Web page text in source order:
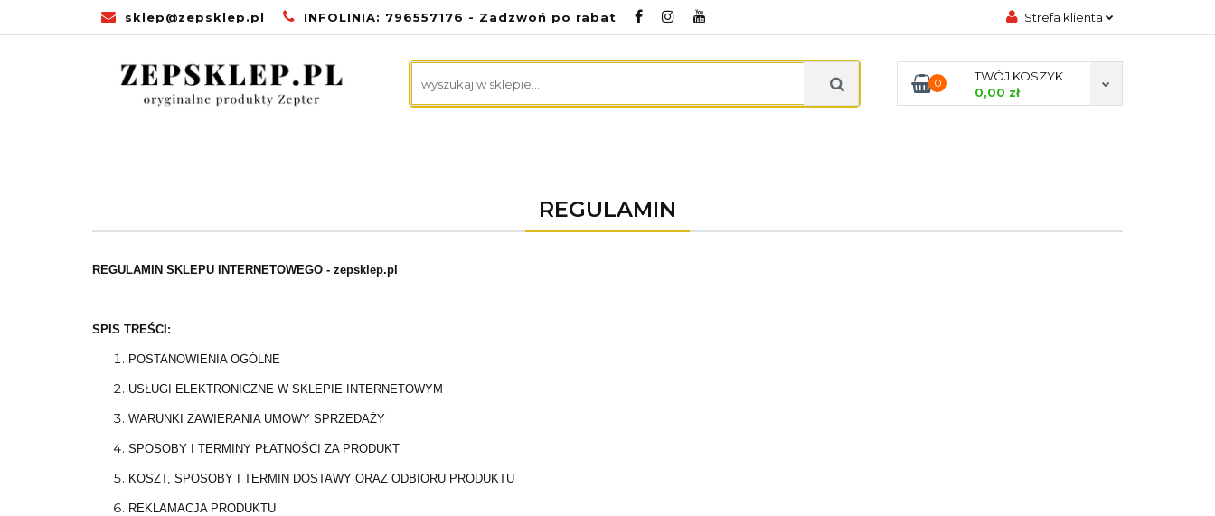
sklep@zepsklep.pl INFOLINIA: 796557176 - Zadzwoń po rabat Strefa klienta
Zaloguj się
Zarejestruj się
0
TWÓJ KOSZYK
0,00 zł
STRONA GŁÓWNA ZDROWA KUCHNIA CZYSTY DOM
PROMOCJE
REGULAMIN
REGULAMIN SKLEPU INTERNETOWEGO - zepsklep.pl
SPIS TREŚCI:
POSTANOWIENIA OGÓLNE
USŁUGI ELEKTRONICZNE W SKLEPIE INTERNETOWYM
WARUNKI ZAWIERANIA UMOWY SPRZEDAŻY
SPOSOBY I TERMINY PŁATNOŚCI ZA PRODUKT
KOSZT, SPOSOBY I TERMIN DOSTAWY ORAZ ODBIORU PRODUKTU
REKLAMACJA PRODUKTU